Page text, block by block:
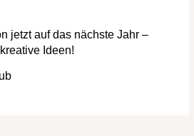
jetzt auf das nächste Jahr –
Ideen!